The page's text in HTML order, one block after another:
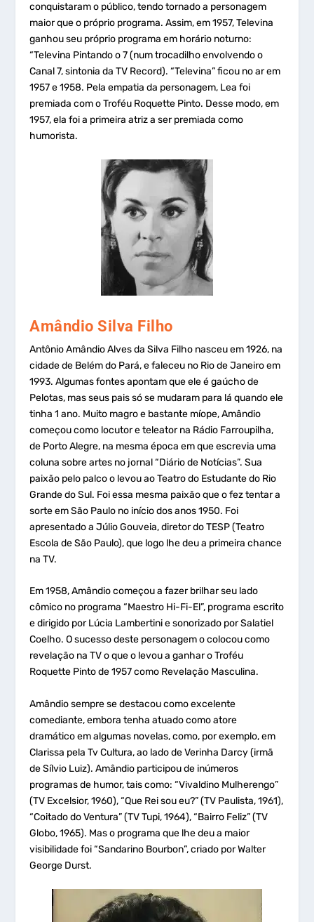
conquistaram o público, tendo tornado a personagem
maior que o próprio programa. Assim, em 1957, Televina
ganhou seu próprio programa em horário noturno:
“Televina Pintando o 7 (num trocadilho envolvendo o
Canal 7, sintonia da TV Record). “Televina” ficou no ar em
1957 e 1958. Pela empatia da personagem, Lea foi
premiada com o Troféu Roquette Pinto. Desse modo, em
1957, ela foi a primeira atriz a ser premiada como
humorista.
Amândio Silva Filho
Antônio Amândio Alves da Silva Filho nasceu em 1926, na
cidade de Belém do Pará, e faleceu no Rio de Janeiro em
1993. Algumas fontes apontam que ele é gaúcho de
Pelotas, mas seus pais só se mudaram para lá quando ele
tinha 1 ano. Muito magro e bastante míope, Amândio
começou como locutor e teleator na Rádio Farroupilha,
de Porto Alegre, na mesma época em que escrevia uma
coluna sobre artes no jornal “Diário de Notícias”. Sua
paixão pelo palco o levou ao Teatro do Estudante do Rio
Grande do Sul. Foi essa mesma paixão que o fez tentar a
sorte em São Paulo no início dos anos 1950. Foi
apresentado a Júlio Gouveia, diretor do TESP (Teatro
Escola de São Paulo), que logo lhe deu a primeira chance
na TV.
Em 1958, Amândio começou a fazer brilhar seu lado
cômico no programa “Maestro Hi-Fi-El”, programa escrito
e dirigido por Lúcia Lambertini e sonorizado por Salatiel
Coelho. O sucesso deste personagem o colocou como
revelação na TV o que o levou a ganhar o Troféu
Roquette Pinto de 1957 como Revelação Masculina.
Amândio sempre se destacou como excelente
comediante, embora tenha atuado como atore
dramático em algumas novelas, como, por exemplo, em
Clarissa pela Tv Cultura, ao lado de Verinha Darcy (irmã
de Sílvio Luiz). Amândio participou de inúmeros
programas de humor, tais como: “Vivaldino Mulherengo”
(TV Excelsior, 1960), “Que Rei sou eu?” (TV Paulista, 1961),
“Coitado do Ventura” (TV Tupi, 1964), “Bairro Feliz” (TV
Globo, 1965). Mas o programa que lhe deu a maior
visibilidade foi “Sandarino Bourbon”, criado por Walter
George Durst.